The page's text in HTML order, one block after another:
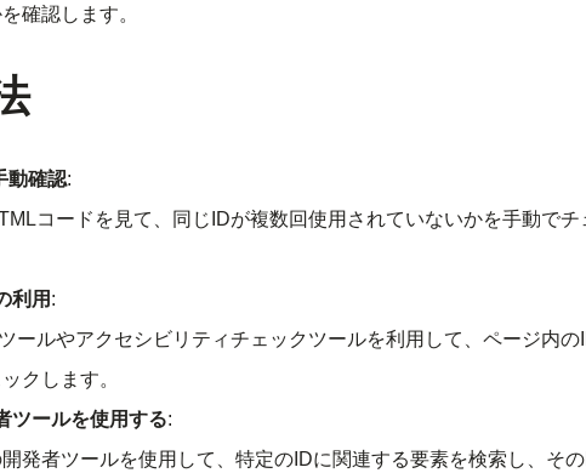
確認します。
動確認:
コードを見て、同じIDが複数回使用されていないかを手動でチ
利用 :
ールやアクセシビリティチェックツールを利用して、ページ内の
クします。
ツールを使用する:
発者ツールを使用して、特定のIDに関連する要素を検索し、そ